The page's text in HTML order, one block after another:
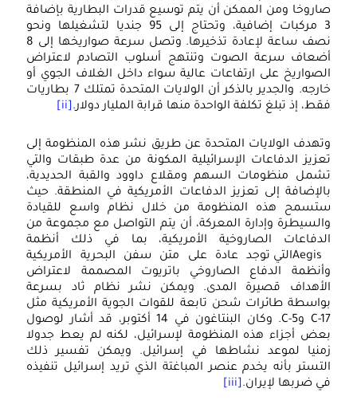
ومن الممكن أن يتم توسيع قدرات البطارية بإضافة
3 مركبات إضافية، وتحتاج إلى 95 جنديا لتشغيلها ونحو
نصف ساعة لإعادة تذخيرها. وتصل سرعة صواريخها إلى 8
سرعة الصوت وتنتهج أسلوب التصادم لاعتراض
على ارتفاعات عالية سواء داخل الغلاف الجوي أو
خارجه. والجدير بالذكر أن الولايات المتحدة تمتلك 7 بطاريات
إذ تبلغ تكلفة الواحدة منها قرابة المليار دولار.[ii]
الولايات المتحدة عن طريق نشر هذه المنظومة إلى
الدفاعات الإسرائيلية المكونة من عدة طبقات والتي
منظومات السهم ومقلاع داوود والقبة الحديدية،
إلى تعزيز الدفاعات الأمريكية في المنطقة. حيث
هذه المنظومة من خلال نظام واسع للقيادة
وإدارة المعركة، أن يتم التواصل مع مجموعة من
الصاروخية الأمريكية، بما في ذلك أنظمة
Aegisالتي توجد عادة على متن سفن البحرية الأمريكية
الدفاع الصاروخي باتريوت المصممة لاعتراض
قصيرة المدى. ويمكن نشر نظام ثاد بسرعة
طائرات شحن تابعة للقوات الجوية الأمريكية مثل
C-17 وC-5. وكان البنتاغون في 14 أكتوبر، قد أشار لوصول
أجزاء هذه المنظومة لإسرائيل، لكنه لم يعط جدولا
لموعد نشاطها في إسرائيل. ويمكن تفسير ذلك
بأنه يخدم عنصر المباغتة الذي تريد إسرائيل تنفيذه
ضربها لإيران.[iii]